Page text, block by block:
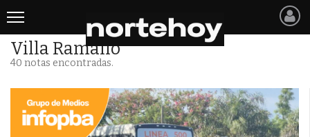
Últimas
INICIO
Villa Ramallo
40 notas encontradas.